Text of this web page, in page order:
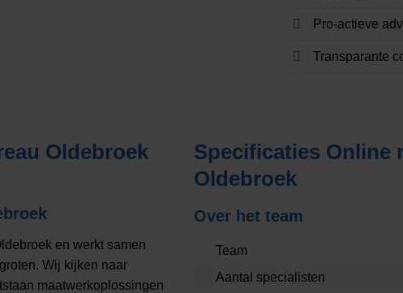
Pro-actieve
Transparante
Oldebroek
en werkt samen
Wij kijken naar
maatwerkoplossingen
Specificaties Online
Oldebroek
Over het team
Team
Aantal specialisten